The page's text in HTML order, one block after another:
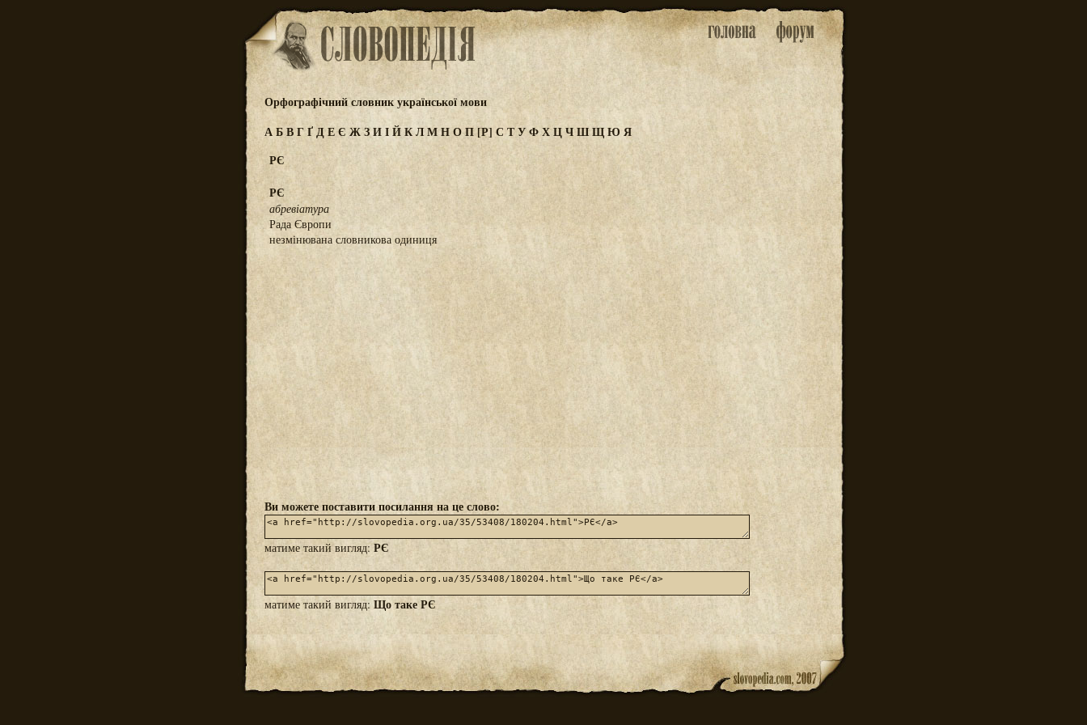
Орфографічний словник української мови
АБВГҐДЕЄ ЖЗИІЙКЛМНОП[Р] С ТУФХЦЧШЩЮ Я
РЄ
РЄ
абревіатура
Рада Європи
незмінювана словникова одиниця
Ви можете поставити посилання на це слово:
матиме такий вигляд:РЄ
матиме такий вигляд: Що таке РЄ